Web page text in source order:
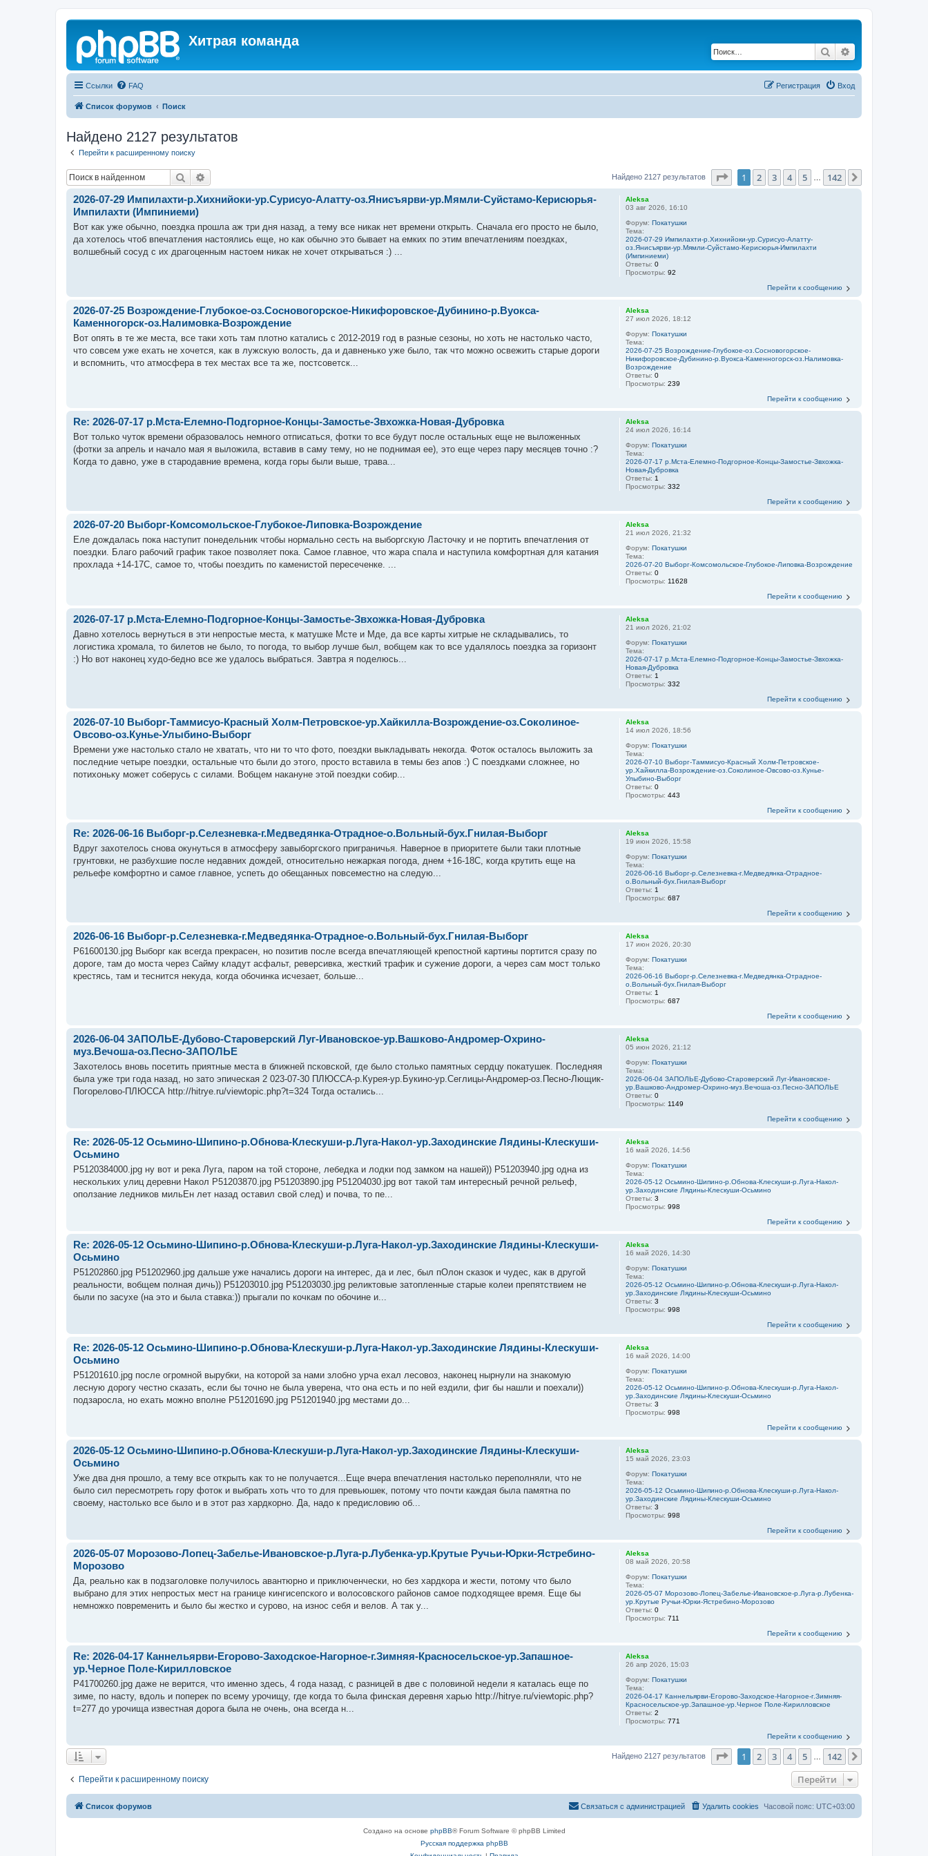
Хитрая команда
Поиск
Ссылки FAQ Вход
Регистрация
Список форумов Поиск
Найдено 2127 результатов
Перейти к расширенному поиску
Поиск Найдено 2127 результатов Страница1 из 142
1 2 3 4 5 142
Aleksa
03 авг 2026, 16:10
Форум:Покатушки
Тема:
2026-07-29 Импилахти-р.Хихнийоки-ур.Сурисуо-Алатту-
оз.Янисъярви-ур.Мямли-Суйстамо-Керисюрья-Импилахти
(Импиниеми)
Ответы:0
Просмотры:92
2026-07-29 Импилахти-р.Хихнийоки-ур.Сурисуо-Алатту-оз.Янисъярви-ур.Мямли-Суйстамо-Керисюрья-
Импилахти (Импиниеми)
Вот как уже обычно, поездка прошла аж три дня назад, а тему все никак нет времени открыть. Сначала его просто не было,
да хотелось чтоб впечатления настоялись еще, но как обычно это бывает на емких по этим впечатлениям поездках,
волшебный сосуд с их драгоценным настоем никак не хочет открываться :) ...
Перейти к сообщению
Aleksa
27 июл 2026, 18:12
Форум:Покатушки
Тема:
2026-07-25 Возрождение-Глубокое-оз.Сосновогорское-
Никифоровское-Дубинино-р.Вуокса-Каменногорск-оз.Налимовка-
Возрождение
Ответы:0
Просмотры:239
2026-07-25 Возрождение-Глубокое-оз.Сосновогорское-Никифоровское-Дубинино-р.Вуокса-
Каменногорск-оз.Налимовка-Возрождение
Вот опять в те же места, все таки хоть там плотно катались с 2012-2019 год в разные сезоны, но хоть не настолько часто,
что совсем уже ехать не хочется, как в лужскую волость, да и давненько уже было, так что можно освежить старые дороги
и вспомнить, что атмосфера в тех местах все та же, постсоветск...
Перейти к сообщению
Aleksa
24 июл 2026, 16:14
Форум:Покатушки
Тема:
2026-07-17 р.Мста-Елемно-Подгорное-Концы-Замостье-Звхожка-
Новая-Дубровка
Ответы: 1
Просмотры:332
Re: 2026-07-17 р.Мста-Елемно-Подгорное-Концы-Замостье-Звхожка-Новая-Дубровка
Вот только чуток времени образовалось немного отписаться, фотки то все будут после остальных еще не выложенных
(фотки за апрель и начало мая я выложила, вставив в саму тему, но не поднимая ее), это еще через пару месяцев точно :?
Когда то давно, уже в стародавние времена, когда горы были выше, трава...
Перейти к сообщению
Aleksa
21 июл 2026, 21:32
Форум:Покатушки
Тема:
2026-07-20 Выборг-Комсомольское-Глубокое-Липовка-Возрождение
Ответы:0
Просмотры: 11628
2026-07-20 Выборг-Комсомольское-Глубокое-Липовка-Возрождение
Еле дождалась пока наступит понедельник чтобы нормально сесть на выборгскую Ласточку и не портить впечатления от
поездки. Благо рабочий график такое позволяет пока. Самое главное, что жара спала и наступила комфортная для катания
прохлада +14-17С, самое то, чтобы поездить по каменистой пересеченке. ...
Перейти к сообщению
Aleksa
21 июл 2026, 21:02
Форум:Покатушки
Тема:
2026-07-17 р.Мста-Елемно-Подгорное-Концы-Замостье-Звхожка-
Новая-Дубровка
Ответы: 1
Просмотры:332
2026-07-17 р.Мста-Елемно-Подгорное-Концы-Замостье-Звхожка-Новая-Дубровка
Давно хотелось вернуться в эти непростые места, к матушке Мсте и Мде, да все карты хитрые не складывались, то
логистика хромала, то билетов не было, то погода, то выбор лучше был, вобщем как то все удалялось поездка за горизонт
:) Но вот наконец худо-бедно все же удалось выбраться. Завтра я поделюсь...
Перейти к сообщению
Aleksa
14 июл 2026, 18:56
Форум:Покатушки
Тема:
2026-07-10 Выборг-Таммисуо-Красный Холм-Петровское-
ур.Хайкилла-Возрождение-оз.Соколиное-Овсово-оз.Кунье-
Улыбино-Выборг
Ответы:0
Просмотры:443
2026-07-10 Выборг-Таммисуо-Красный Холм-Петровское-ур.Хайкилла-Возрождение-оз.Соколиное-
Овсово-оз.Кунье-Улыбино-Выборг
Времени уже настолько стало не хватать, что ни то что фото, поездки выкладывать некогда. Фоток осталось выложить за
последние четыре поездки, остальные что были до этого, просто вставила в темы без апов :) С поездками сложнее, но
потихоньку может соберусь с силами. Вобщем накануне этой поездки собир...
Перейти к сообщению
Aleksa
19 июн 2026, 15:58
Форум:Покатушки
Тема:
2026-06-16 Выборг-р.Селезневка-г.Медведянка-Отрадное-
о.Вольный-бух.Гнилая-Выборг
Ответы: 1
Просмотры:687
Re: 2026-06-16 Выборг-р.Селезневка-г.Медведянка-Отрадное-о.Вольный-бух.Гнилая-Выборг
Вдруг захотелось снова окунуться в атмосферу завыборгского приграничья. Наверное в приоритете были таки плотные
грунтовки, не разбухшие после недавних дождей, относительно нежаркая погода, днем +16-18С, когда крутить еще на
рельефе комфортно и самое главное, успеть до обещанных повсеместно на следую...
Перейти к сообщению
Aleksa
17 июн 2026, 20:30
Форум:Покатушки
Тема:
2026-06-16 Выборг-р.Селезневка-г.Медведянка-Отрадное-
о.Вольный-бух.Гнилая-Выборг
Ответы: 1
Просмотры:687
2026-06-16 Выборг-р.Селезневка-г.Медведянка-Отрадное-о.Вольный-бух.Гнилая-Выборг
P61600130.jpg Выборг как всегда прекрасен, но позитив после всегда впечатляющей крепостной картины портится сразу по
дороге, там до моста через Сайму кладут асфальт, реверсивка, жесткий трафик и сужение дороги, а через сам мост только
крестясь, там и теснится некуда, когда обочинка исчезает, больше...
Перейти к сообщению
Aleksa
05 июн 2026, 21:12
Форум:Покатушки
Тема:
2026-06-04 ЗАПОЛЬЕ-Дубово-Староверский Луг-Ивановское-
ур.Вашково-Андромер-Охрино-муз.Вечоша-оз.Песно-ЗАПОЛЬЕ
Ответы:0
Просмотры: 1149
2026-06-04 ЗАПОЛЬЕ-Дубово-Староверский Луг-Ивановское-ур.Вашково-Андромер-Охрино-
муз.Вечоша-оз.Песно-ЗАПОЛЬЕ
Захотелось вновь посетить приятные места в ближней псковской, где было столько памятных сердцу покатушек. Последняя
была уже три года назад, но зато эпическая 2 023-07-30 ПЛЮССА-р.Курея-ур.Букино-ур.Сеглицы-Андромер-оз.Песно-Лющик-
Погорелово-ПЛЮССА http://hitrye.ru/viewtopic.php?t=324 Тогда остались...
Перейти к сообщению
Aleksa
16 май 2026, 14:56
Форум:Покатушки
Тема:
2026-05-12 Осьмино-Шипино-р.Обнова-Клескуши-р.Луга-Накол-
ур.Заходинские Лядины-Клескуши-Осьмино
Ответы:3
Просмотры:998
Re: 2026-05-12 Осьмино-Шипино-р.Обнова-Клескуши-р.Луга-Накол-ур.Заходинские Лядины-Клескуши-
Осьмино
P5120384000.jpg ну вот и река Луга, паром на той стороне, лебедка и лодки под замком на нашей)) P51203940.jpg одна из
нескольких улиц деревни Накол P51203870.jpg P51203890.jpg P51204030.jpg вот такой там интересный речной рельеф,
оползание ледников мильЕн лет назад оставил свой след) и почва, то пе...
Перейти к сообщению
Aleksa
16 май 2026, 14:30
Форум:Покатушки
Тема:
2026-05-12 Осьмино-Шипино-р.Обнова-Клескуши-р.Луга-Накол-
ур.Заходинские Лядины-Клескуши-Осьмино
Ответы:3
Просмотры:998
Re: 2026-05-12 Осьмино-Шипино-р.Обнова-Клескуши-р.Луга-Накол-ур.Заходинские Лядины-Клескуши-
Осьмино
P51202860.jpg P51202960.jpg дальше уже начались дороги на интерес, да и лес, был пОлон сказок и чудес, как в другой
реальности, вобщем полная дичь)) P51203010.jpg P51203030.jpg реликтовые затопленные старые колеи препятствием не
были по засухе (на это и была ставка:)) прыгали по кочкам по обочине и...
Перейти к сообщению
Aleksa
16 май 2026, 14:00
Форум:Покатушки
Тема:
2026-05-12 Осьмино-Шипино-р.Обнова-Клескуши-р.Луга-Накол-
ур.Заходинские Лядины-Клескуши-Осьмино
Ответы:3
Просмотры:998
Re: 2026-05-12 Осьмино-Шипино-р.Обнова-Клескуши-р.Луга-Накол-ур.Заходинские Лядины-Клескуши-
Осьмино
P51201610.jpg после огромной вырубки, на которой за нами злобно урча ехал лесовоз, наконец нырнули на знакомую
лесную дорогу честно сказать, если бы точно не была уверена, что она есть и по ней ездили, фиг бы нашли и поехали))
подзаросла, но ехать можно вполне P51201690.jpg P51201940.jpg местами до...
Перейти к сообщению
Aleksa
15 май 2026, 23:03
Форум:Покатушки
Тема:
2026-05-12 Осьмино-Шипино-р.Обнова-Клескуши-р.Луга-Накол-
ур.Заходинские Лядины-Клескуши-Осьмино
Ответы:3
Просмотры:998
2026-05-12 Осьмино-Шипино-р.Обнова-Клескуши-р.Луга-Накол-ур.Заходинские Лядины-Клескуши-
Осьмино
Уже два дня прошло, а тему все открыть как то не получается...Еще вчера впечатления настолько переполняли, что не
было сил пересмотреть гору фоток и выбрать хоть что то для превьюшек, потому что почти каждая была памятна по
своему, настолько все было и в этот раз хардкорно. Да, надо к предисловию об...
Перейти к сообщению
Aleksa
08 май 2026, 20:58
Форум:Покатушки
Тема:
2026-05-07 Морозово-Лопец-Забелье-Ивановское-р.Луга-р.Лубенка-
ур.Крутые Ручьи-Юрки-Ястребино-Морозово
Ответы:0
Просмотры:711
2026-05-07 Морозово-Лопец-Забелье-Ивановское-р.Луга-р.Лубенка-ур.Крутые Ручьи-Юрки-Ястребино-
Морозово
Да, реально как в подзаголовке получилось авантюрно и приключенчески, но без хардкора и жести, потому что было
выбрано для этих непростых мест на границе кингисепского и волосовского районов самое подходящее время. Еще бы
немножко повременить и было бы жестко и сурово, на износ себя и велов. А так у...
Перейти к сообщению
Aleksa
26 апр 2026, 15:03
Форум:Покатушки
Тема:
2026-04-17 Каннельярви-Егорово-Заходское-Нагорное-г.Зимняя-
Красносельское-ур.Запашное-ур.Черное Поле-Кирилловское
Ответы:2
Просмотры:771
Re: 2026-04-17 Каннельярви-Егорово-Заходское-Нагорное-г.Зимняя-Красносельское-ур.Запашное-
ур.Черное Поле-Кирилловское
P41700260.jpg даже не верится, что именно здесь, 4 года назад, с разницей в две с половиной недели я каталась еще по
зиме, по насту, вдоль и поперек по всему урочищу, где когда то была финская деревня харью http://hitrye.ru/viewtopic.php?
t=277 до урочища известная дорога была не очень, она всегда н...
Перейти к сообщению
Найдено 2127 результатов Страница1 из 142
1 2 3 4 5 142
Перейти к расширенному поиску Перейти
Список форумов Часовой пояс: UTC+03:00
Удалить cookies
Связаться с администрацией
Создано на основе phpBB® Forum Software © phpBB Limited
Русская поддержка phpBB